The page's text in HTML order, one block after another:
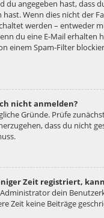
du angegeben hast, dass
Wenn dies nicht der
werden – entweder
du eine E-Mail erhalten
einem Spam-Filter
nicht anmelden?
Gründe. Prüfe
dass du nicht
Zeit registriert,
Administrator dein
Zeit keine Beiträge